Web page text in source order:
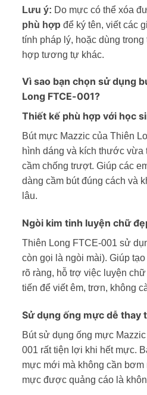
Lưu ý: Do mực có thể xóa
phù hợp để ký tên, viết các
tính pháp lý, hoặc dùng
hợp tương tự khác.
Vì sao bạn chọn sử dụng
Long FTCE-001?
Thiết kế phù hợp với học
Bút mực Mazzic của Thiên
hình dáng và kích thước vừa
cầm chống trượt. Giúp các
dàng cầm bút đúng cách và
lâu.
Ngòi kim tinh luyện chữ
Thiên Long FTCE-001 sử
còn gọi là ngòi mài). Giúp
rõ ràng, hỗ trợ việc luyện
tiến để viết êm, trơn, không
Sử dụng ống mực dễ thay
Bút sử dụng ống mực
001 rất tiện lợi khi hết mực.
mực mới mà không cần bơm
mực được quảng cáo là